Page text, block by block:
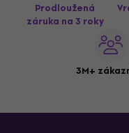
Prodloužená
záruka na 3 roky
3M+